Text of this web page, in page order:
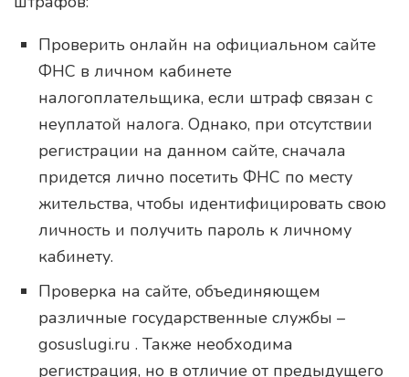
Проверить онлайн на официальном сайте
ФНС в личном кабинете
налогоплательщика, если штраф связан с
неуплатой налога. Однако, при отсутствии
регистрации на данном сайте, сначала
придется лично посетить ФНС по месту
жительства, чтобы идентифицировать свою
личность и получить пароль к личному
кабинету.
Проверка на сайте, объединяющем
различные государственные службы –
gosuslugi.ru . Также необходима
регистрация, но в отличие от предыдущего